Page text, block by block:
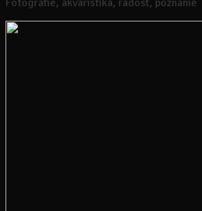
Fotografie, akvaristika, radosť, poznanie